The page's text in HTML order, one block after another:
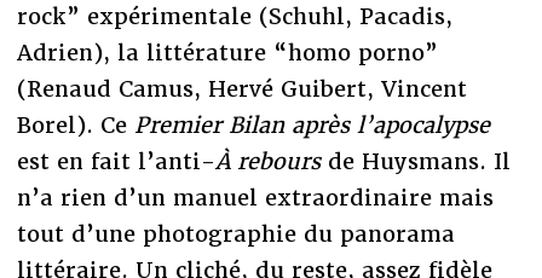
rock” expérimentale (Schuhl, Pacadis,
Adrien), la littérature “homo porno”
(Renaud Camus, Hervé Guibert, Vincent
Borel). Ce Premier Bilan après l’apocalypse
est en fait l’anti-À reboursde Huysmans. Il
n’a rien d’un manuel extraordinaire mais
tout d’une photographie du panorama
littéraire. Un cliché, du reste, assez fidèle